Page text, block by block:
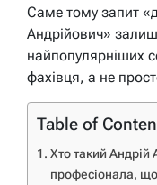
Саме тому запит
Андрійович»
найпопулярніших
фахівця, а не
Table of
Хто такий
професіонала,